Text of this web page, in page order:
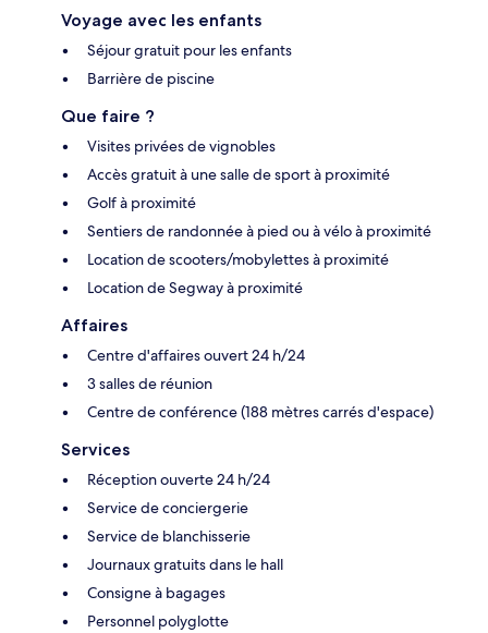
Voyage avec les enfants
Séjour gratuit pour les enfants
Barrière de piscine
Que faire ?
Visites privées de vignobles
Accès gratuit à une salle de sport à proximité
Golf à proximité
Sentiers de randonnée à pied ou à vélo à proximité
Location de scooters/mobylettes à proximité
Location de Segway à proximité
Affaires
Centre d'affaires ouvert 24 h/24
3 salles de réunion
Centre de conférence (188 mètres carrés d'espace)
Services
Réception ouverte 24 h/24
Service de conciergerie
Service de blanchisserie
Journaux gratuits dans le hall
Consigne à bagages
Personnel polyglotte